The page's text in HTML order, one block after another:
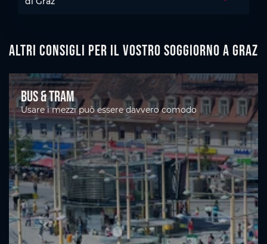
Altri consigli per il vostro soggiorno a Graz
Bus & tram
Usare i mezzi può essere davvero comodo